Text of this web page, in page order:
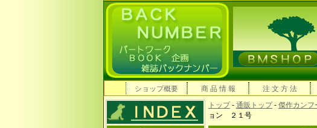
ショップ概要
商 品 情 報 注 文 方 法
トップ- 通販トップ- 傑作カン
ョン ２１号